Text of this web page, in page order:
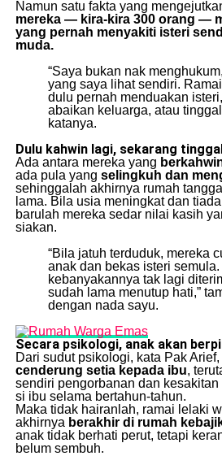
Namun satu fakta yang
mereka — kira-kira 300 orang —
yang pernah menyakiti isteri
muda.
“Saya bukan nak
yang saya lihat sendiri.
dulu pernah menduakan
abaikan keluarga, atau
katanya.
Dulu kahwin lagi, sekarang
Ada antara mereka yang
ada pula yang selingkuh dan
sehinggalah akhirnya rumah
lama. Bila usia meningkat dan
barulah mereka sedar nilai kasih
siakan.
“Bila jatuh terduduk, mereka
anak dan bekas isteri semula.
kebanyakannya tak lagi
sudah lama menutup hati,”
dengan nada sayu.
Secara psikologi, anak akan
Dari sudut psikologi, kata Pak Arief,
cenderung setia kepada ibu,
sendiri pengorbanan dan
si ibu selama bertahun-tahun.
Maka tidak hairanlah, ramai lelaki
akhirnya berakhir di rumah
anak tidak berhati perut, tetapi
belum sembuh.